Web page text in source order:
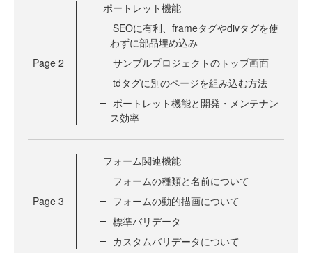
Page 2
ポートレット機能
SEOに有利、frameタグやdivタグを使
わずに部品埋め込み
サンプルプロジェクトのトップ画面
tdタグに別のページを組み込む方法
ポートレット機能と開発・メンテナン
ス効率
Page 3
フォーム関連機能
フォームの種類と名前について
フォームの動的描画について
標準バリデータ
カスタムバリデータについて